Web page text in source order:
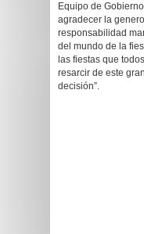
Equipo de
agradecer la
responsabilidad
del mundo de la
las fiestas que
resarcir de este
decisión”.